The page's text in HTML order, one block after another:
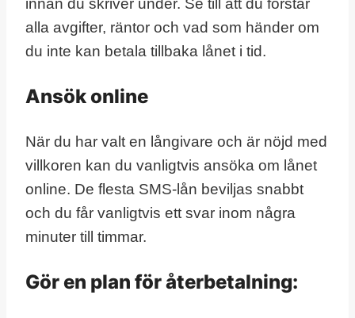
innan du skriver under. Se till att du förstår
alla avgifter, räntor och vad som händer om
du inte kan betala tillbaka lånet i tid.
Ansök online
När du har valt en långivare och är nöjd med
villkoren kan du vanligtvis ansöka om lånet
online. De flesta SMS-lån beviljas snabbt
och du får vanligtvis ett svar inom några
minuter till timmar.
Gör en plan för återbetalning: